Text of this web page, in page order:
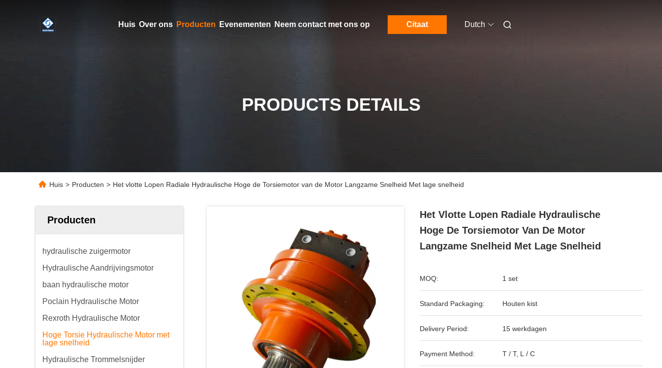
Huis Over ons Producten Evenementen Neem contact met ons op Citaat Dutch
PRODUCTS DETAILS
Huis > Producten > Het vlotte Lopen Radiale Hydraulische Hoge de Torsiemotor van de Motor Langzame Snelheid Met lage snelheid
Producten
hydraulische zuigermotor
Hydraulische Aandrijvingsmotor
baan hydraulische motor
Poclain Hydraulische Motor
Rexroth Hydraulische Motor
Hoge Torsie Hydraulische Motor met
lage snelheid
Hydraulische Trommelsnijder
Het Vlotte Lopen Radiale Hydraulische
Hoge De Torsiemotor Van De Motor
Langzame Snelheid Met Lage Snelheid
MOQ: 1 set
Standard Packaging: Houten kist
Delivery Period: 15 werkdagen
Payment Method: T / T, L / C